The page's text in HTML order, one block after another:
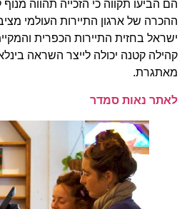
הם הביעו תקווה כי הזכייה תהווה מנוף
ההכרה של ארגון התיירות העולמי
ישראל בחזית התיירות הכפרית
קהילה קטנה יכולה לייצר השראה
מאתגרת.
לאתר נאות סמדר